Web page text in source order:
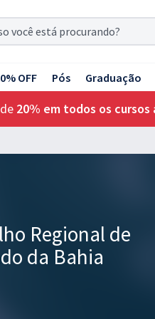
OFF Pós Graduação
20% em todos os cursos
Regional de
da Bahia